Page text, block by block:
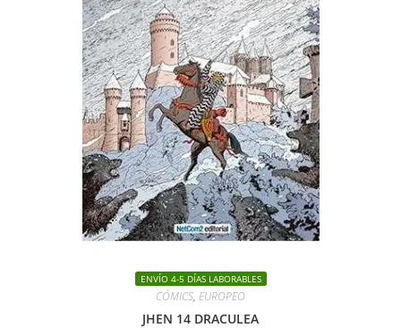
ENVÍO 4-5 DÍAS LABORABLES
CÓMICS, EUROPEO
JHEN 14 DRACULEA